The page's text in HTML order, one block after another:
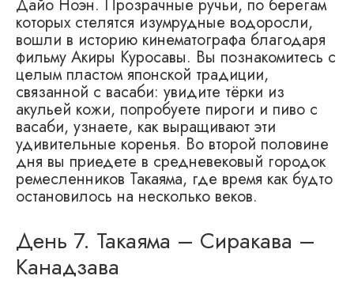
Дайо Ноэн. Прозрачные ручьи, по берегам
которых стелятся изумрудные водоросли,
вошли в историю кинематографа благодаря
фильму Акиры Куросавы. Вы познакомитесь с
целым пластом японской традиции,
связанной с васаби: увидите тёрки из
акульей кожи, попробуете пироги и пиво с
васаби, узнаете, как выращивают эти
удивительные коренья. Во второй половине
дня вы приедете в средневековый городок
ремесленников Такаяма, где время как будто
остановилось на несколько веков.
День 7. Такаяма – Сиракава –
Канадзава